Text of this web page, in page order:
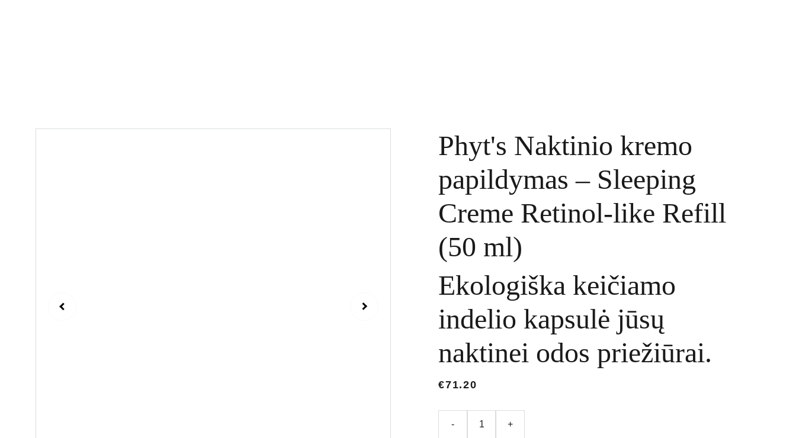
Phyt's Naktinio kremo
papildymas – Sleeping
Creme Retinol-like Refill
(50 ml)
Ekologiška keičiamo
indelio kapsulė jūsų
naktinei odos priežiūrai.
€71.20
- +